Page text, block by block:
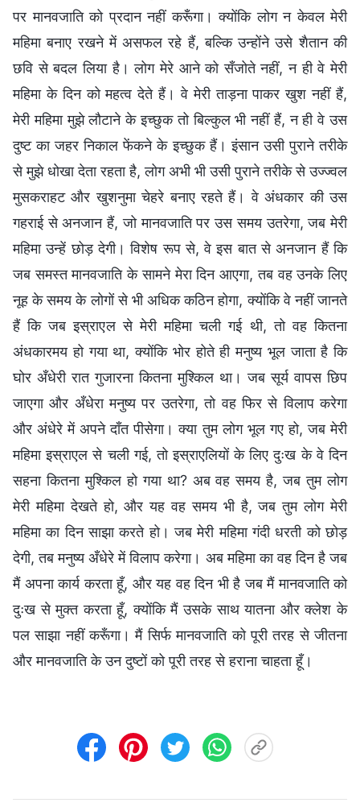
पर मानवजाति को प्रदान नहीं करूँगा। क्योंकि लोग न केवल मेरी
महिमा बनाए रखने में असफल रहे हैं, बल्कि उन्होंने उसे शैतान की
छवि से बदल लिया है। लोग मेरे आने को सँजोते नहीं, न ही वे मेरी
महिमा के दिन को महत्व देते हैं। वे मेरी ताड़ना पाकर खुश नहीं हैं,
मेरी महिमा मुझे लौटाने के इच्छुक तो बिल्कुल भी नहीं हैं, न ही वे उस
दुष्ट का जहर निकाल फेंकने के इच्छुक हैं। इंसान उसी पुराने तरीके
से मुझे धोखा देता रहता है, लोग अभी भी उसी पुराने तरीके से उज्ज्वल
मुसकराहट और खुशनुमा चेहरे बनाए रहते हैं। वे अंधकार की उस
गहराई से अनजान हैं, जो मानवजाति पर उस समय उतरेगा, जब मेरी
महिमा उन्हें छोड़ देगी। विशेष रूप से, वे इस बात से अनजान हैं कि
जब समस्त मानवजाति के सामने मेरा दिन आएगा, तब वह उनके लिए
नूह के समय के लोगों से भी अधिक कठिन होगा, क्योंकि वे नहीं जानते
हैं कि जब इस्राएल से मेरी महिमा चली गई थी, तो वह कितना
अंधकारमय हो गया था, क्योंकि भोर होते ही मनुष्य भूल जाता है कि
घोर अँधेरी रात गुजारना कितना मुश्किल था। जब सूर्य वापस छिप
जाएगा और अँधेरा मनुष्य पर उतरेगा, तो वह फिर से विलाप करेगा
और अंधेरे में अपने दाँत पीसेगा। क्या तुम लोग भूल गए हो, जब मेरी
महिमा इस्राएल से चली गई, तो इस्राएलियों के लिए दुःख के वे दिन
सहना कितना मुश्किल हो गया था? अब वह समय है, जब तुम लोग
मेरी महिमा देखते हो, और यह वह समय भी है, जब तुम लोग मेरी
महिमा का दिन साझा करते हो। जब मेरी महिमा गंदी धरती को छोड़
देगी, तब मनुष्य अँधेरे में विलाप करेगा। अब महिमा का वह दिन है जब
मैं अपना कार्य करता हूँ, और यह वह दिन भी है जब मैं मानवजाति को
दुःख से मुक्त करता हूँ, क्योंकि मैं उसके साथ यातना और क्लेश के
पल साझा नहीं करूँगा। मैं सिर्फ मानवजाति को पूरी तरह से जीतना
और मानवजाति के उन दुष्टों को पूरी तरह से हराना चाहता हूँ।